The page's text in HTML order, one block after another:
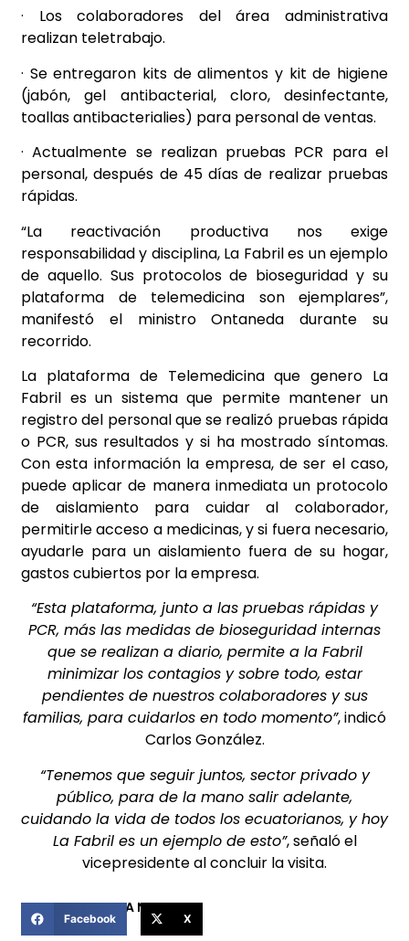
· Los colaboradores del área administrativa
realizan teletrabajo.
· Se entregaron kits de alimentos y kit de higiene
(jabón, gel antibacterial, cloro, desinfectante,
toallas antibacterialies) para personal de ventas.
· Actualmente se realizan pruebas PCR para el
personal, después de 45 días de realizar pruebas
rápidas.
“La reactivación productiva nos exige
responsabilidad y disciplina, La Fabril es un ejemplo
de aquello. Sus protocolos de bioseguridad y su
plataforma de telemedicina son ejemplares”,
manifestó el ministro Ontaneda durante su
recorrido.
La plataforma de Telemedicina que genero La
Fabril es un sistema que permite mantener un
registro del personal que se realizó pruebas rápida
o PCR, sus resultados y si ha mostrado síntomas.
Con esta información la empresa, de ser el caso,
puede aplicar de manera inmediata un protocolo
de aislamiento para cuidar al colaborador,
permitirle acceso a medicinas, y si fuera necesario,
ayudarle para un aislamiento fuera de su hogar,
gastos cubiertos por la empresa.
“Esta plataforma, junto a las pruebas rápidas y
PCR, más las medidas de bioseguridad internas
que se realizan a diario, permite a la Fabril
minimizar los contagios y sobre todo, estar
pendientes de nuestros colaboradores y sus
familias, para cuidarlos en todo momento”, indicó
Carlos González.
“Tenemos que seguir juntos, sector privado y
público, para de la mano salir adelante,
cuidando la vida de todos los ecuatorianos, y hoy
La Fabril es un ejemplo de esto”, señaló el
vicepresidente al concluir la visita.
COMPARTIR ESTA NOTICIA
Facebook X